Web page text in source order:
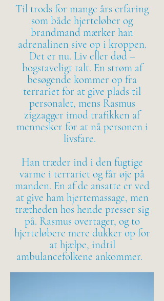
Til trods for mange års erfaring
som både hjerteløber og
brandmand mærker han
adrenalinen sive op i kroppen.
Det er nu. Liv eller død –
bogstaveligt talt. En strøm af
besøgende kommer op fra
terrariet for at give plads til
personalet, mens Rasmus
zigzagger imod trafikken af
mennesker for at nå personen i
livsfare.
Han træder ind i den fugtige
varme i terrariet og får øje på
manden. En af de ansatte er ved
at give ham hjertemassage, men
trætheden hos hende presser sig
på. Rasmus overtager, og to
hjerteløbere mere dukker op for
at hjælpe, indtil
ambulancefolkene ankommer.